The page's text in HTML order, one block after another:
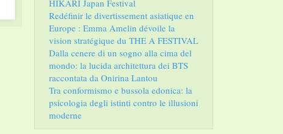
HIKARI Japan Festival
Redéfinir le divertissement asiatique en
Europe : Emma Amelin dévoile la
vision stratégique du THE A FESTIVAL
Dalla cenere di un sogno alla cima del
mondo: la lucida architettura dei BTS
raccontata da Onirina Lantou
Tra conformismo e bussola edonica: la
psicologia degli istinti contro le illusioni
moderne